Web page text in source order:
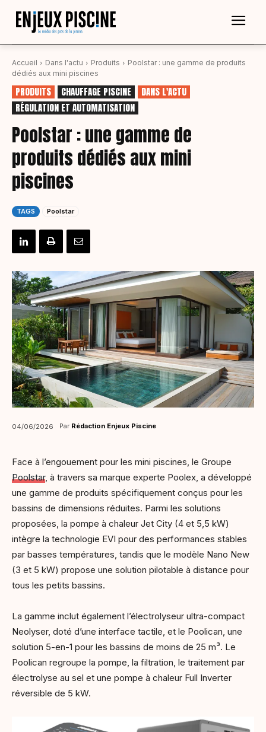
Accueil Dans l'actu Produits
Poolstar : une gamme de produits
dédiés aux mini piscines
PRODUITS CHAUFFAGE PISCINE
DANS L'ACTU
RÉGULATION ET AUTOMATISATION
Poolstar : une gamme de
produits dédiés aux mini
piscines
TAGS Poolstar
04/06/2026 Par Rédaction Enjeux Piscine
Face à l’engouement pour les mini piscines, le Groupe
Poolstar, à travers sa marque experte Poolex, a développé
une gamme de produits spécifiquement conçus pour les
bassins de dimensions réduites. Parmi les solutions
proposées, la pompe à chaleur Jet City (4 et 5,5 kW)
intègre la technologie EVI pour des performances stables
par basses températures, tandis que le modèle Nano New
(3 et 5 kW) propose une solution pilotable à distance pour
tous les petits bassins.
La gamme inclut également l’électrolyseur ultra-compact
Neolyser, doté d’une interface tactile, et le Poolican, une
solution 5-en-1 pour les bassins de moins de 25 m³. Le
Poolican regroupe la pompe, la filtration, le traitement par
électrolyse au sel et une pompe à chaleur Full Inverter
réversible de 5 kW.